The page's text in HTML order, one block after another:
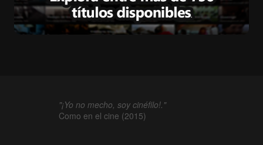
"¡Yo no mecho, soy cinéfilo!."
Como en el cine (2015)